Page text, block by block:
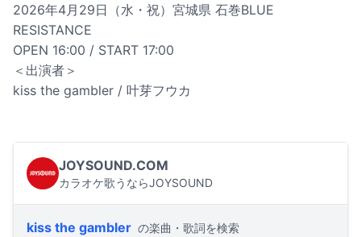
2026年4月29日（水・祝）宮城県 石巻BLUE
RESISTANCE
OPEN 16:00 / START 17:00
＜出演者＞
kiss the gambler / 叶芽フウカ
JOYSOUND.COM
カラオケ歌うならJOYSOUND
kiss the gambler の楽曲・歌詞を検索